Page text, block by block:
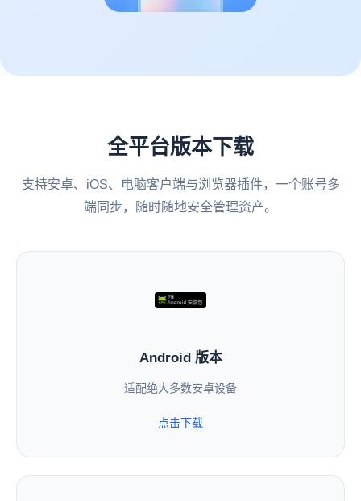
全平台版本下载
支持安卓、iOS、电脑客户端与浏览器插件，一个账号多
端同步，随时随地安全管理资产。
Android 版本
适配绝大多数安卓设备
点击下载